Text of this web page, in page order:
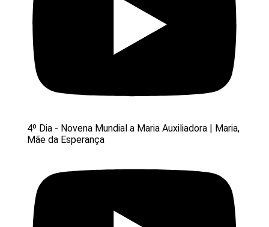
4º Dia - Novena Mundial a Maria Auxiliadora | Maria,
Mãe da Esperança